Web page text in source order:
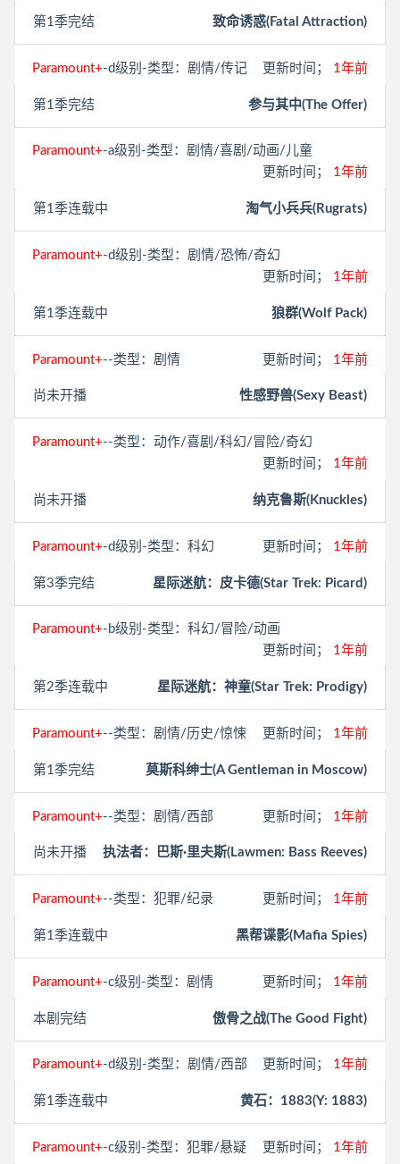
第1季完结 致命诱惑(Fatal Attraction)
Paramount+-d级别-类型：剧情/传记 更新时间； 1年前
第1季完结 参与其中(The Offer)
Paramount+-a级别-类型：剧情/喜剧/动画/儿童
更新时间；
1年前
第1季连载中 淘气小兵兵(Rugrats)
Paramount+-d级别-类型：剧情/恐怖/奇幻
更新时间；
1年前
第1季连载中 狼群(Wolf Pack)
Paramount+--类型：剧情 更新时间； 1年前
尚未开播 性感野兽(Sexy Beast)
Paramount+--类型：动作/喜剧/科幻/冒险/奇幻
更新时间；
1年前
尚未开播 纳克鲁斯(Knuckles)
Paramount+-d级别-类型：科幻 更新时间； 1年前
第3季完结 星际迷航：皮卡德(Star Trek: Picard)
Paramount+-b级别-类型：科幻/冒险/动画
更新时间；
1年前
第2季连载中 星际迷航：神童(Star Trek: Prodigy)
Paramount+--类型：剧情/历史/惊悚 更新时间； 1年前
第1季完结 莫斯科绅士(A Gentleman in Moscow)
Paramount+--类型：剧情/西部 更新时间； 1年前
尚未开播 执法者：巴斯·里夫斯(Lawmen: Bass Reeves)
Paramount+--类型：犯罪/纪录 更新时间； 1年前
第1季连载中 黑帮谍影(Mafia Spies)
Paramount+-c级别-类型：剧情 更新时间； 1年前
本剧完结 傲骨之战(The Good Fight)
Paramount+-d级别-类型：剧情/西部 更新时间； 1年前
第1季连载中 黄石：1883(Y: 1883)
Paramount+-c级别-类型：犯罪/悬疑 更新时间； 1年前